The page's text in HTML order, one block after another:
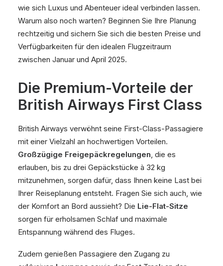
wie sich Luxus und Abenteuer ideal verbinden lassen.
Warum also noch warten? Beginnen Sie Ihre Planung
rechtzeitig und sichern Sie sich die besten Preise und
Verfügbarkeiten für den idealen Flugzeitraum
zwischen Januar und April 2025.
Die Premium-Vorteile der
British Airways First Class
British Airways verwöhnt seine First-Class-Passagiere
mit einer Vielzahl an hochwertigen Vorteilen.
Großzügige Freigepäckregelungen, die es
erlauben, bis zu drei Gepäckstücke à 32 kg
mitzunehmen, sorgen dafür, dass Ihnen keine Last bei
Ihrer Reiseplanung entsteht. Fragen Sie sich auch, wie
der Komfort an Bord aussieht? Die Lie-Flat-Sitze
sorgen für erholsamen Schlaf und maximale
Entspannung während des Fluges.
Zudem genießen Passagiere den Zugang zu